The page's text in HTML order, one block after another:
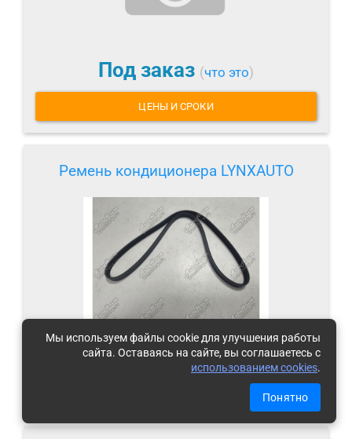
Мы используем файлы cookie для улучшения работы
сайта. Оставаясь на сайте, вы соглашаетесь с
использованием cookies.
Понятно
Под заказ (что это)
ЦЕНЫ И СРОКИ
Ремень кондиционера LYNXAUTO
Под заказ(что это)